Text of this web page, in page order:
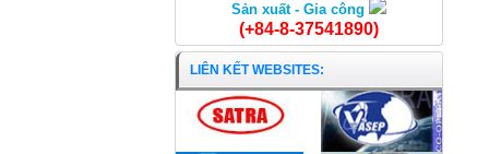
Sản xuất - Gia công
(+84-8-37541890)
LIÊN KẾT WEBSITES: